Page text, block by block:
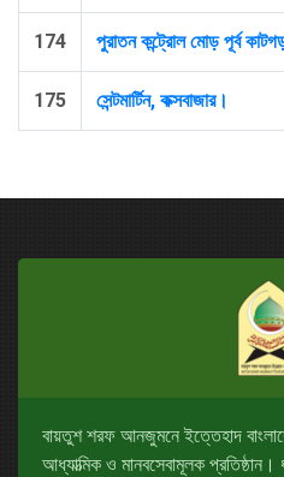
174 পুরাতন কন্ট্রোল মোড় পূর্ব
175 সেন্টমার্টিন, কক্সবাজার।
বায়তুশ শরফ আনজুমনে ইত্তেহাদ
আধ্যাত্মিক ও মানবসেবামূলক